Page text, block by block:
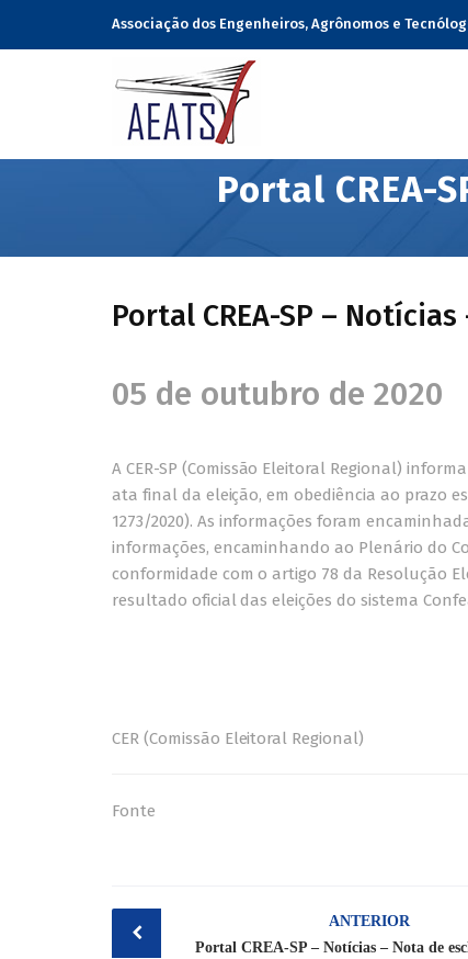
Associação dos Engenheiros, Agrônomos e
Portal CREA-
Portal CREA-SP –
05 de outubro de 2020
A CER-SP (Comissão Eleitoral Regional)
ata final da eleição, em obediência ao prazo
1273/2020). As informações foram
informações, encaminhando ao Plenário do
conformidade com o artigo 78 da Resolução
resultado oficial das eleições do sistema
CER (Comissão Eleitoral Regional)
Fonte
Post
navigation
ANTERIOR
Portal CREA-SP – Notícias – Nota de